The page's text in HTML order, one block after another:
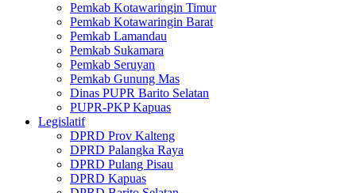
Pemkab Kotawaringin Timur
Pemkab Kotawaringin Barat
Pemkab Lamandau
Pemkab Sukamara
Pemkab Seruyan
Pemkab Gunung Mas
Dinas PUPR Barito Selatan
PUPR-PKP Kapuas
Legislatif
DPRD Prov Kalteng
DPRD Palangka Raya
DPRD Pulang Pisau
DPRD Kapuas